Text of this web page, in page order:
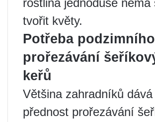
tvořit květy.
Potřeba podzimního
prořezávání
keřů
Většina zahradníků dává
přednost prořezávání